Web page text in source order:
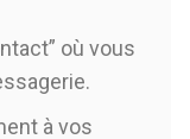
où vous
à vos